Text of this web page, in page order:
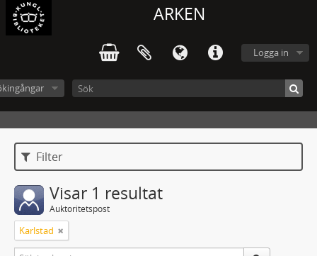
ARKEN
Logga in
Filter
Visar 1 resultat
Auktoritetspost
Karlstad